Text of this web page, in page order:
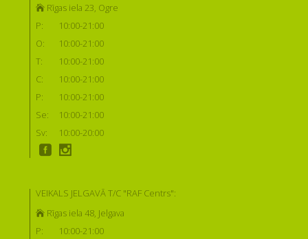
Rīgas iela 23, Ogre
P:
10:00-21:00
O:
10:00-21:00
T:
10:00-21:00
C:
10:00-21:00
P:
10:00-21:00
Se:
10:00-21:00
Sv:
10:00-20:00
VEIKALS JELGAVĀ T/C "RAF Centrs":
Rīgas iela 48, Jelgava
P:
10:00-21:00